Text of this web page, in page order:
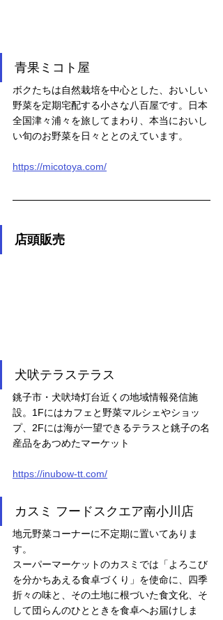
青果ミコト屋
ボクたちは自然栽培を中心とした、おいしい
野菜を定期宅配する小さな八百屋です。日本
全国津々浦々を旅してまわり、本当においし
い旬のお野菜を日々ととのえています。
https://micotoya.com/
店頭販売
犬吠テラステラス
銚子市・犬吠埼灯台近くの地域情報発信施
設。1Fにはカフェと野菜マルシェやショッ
プ、2Fには海が一望できるテラスと銚子の名
産品をあつめたマーケット
https://inubow-tt.com/
カスミ フードスクエア南小川店
地元野菜コーナーに不定期に置いてありま
す。
スーパーマーケットのカスミでは「よろこび
を分かちあえる食卓づくり」を使命に、四季
折々の味と、その土地に根づいた食文化、そ
して団らんのひとときを食卓へお届けしま